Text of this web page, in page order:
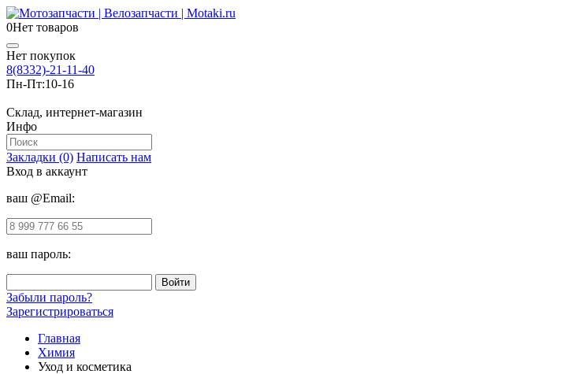
0Нет товаров
Нет покупок
8(8332)-21-11-40
Пн-Пт:10-16
Склад, интернет-магазин
Инфо
Закладки (0) Написать нам
Вход в аккаунт
ваш @Email:
ваш пароль:
Забыли пароль?
Зарегистрироваться
Главная
Химия
Уход и косметика